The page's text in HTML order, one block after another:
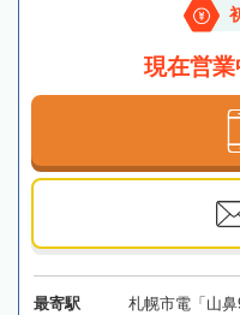
現在営業
最寄駅 札幌市電「山